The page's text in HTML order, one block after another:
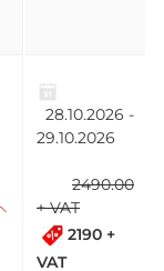
28.10.2026 -
29.10.2026
2490.00
+ VAT
2190 +
VAT